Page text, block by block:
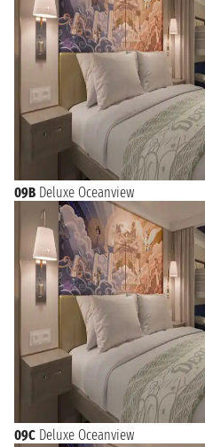
09B Deluxe Oceanview
09C Deluxe Oceanview